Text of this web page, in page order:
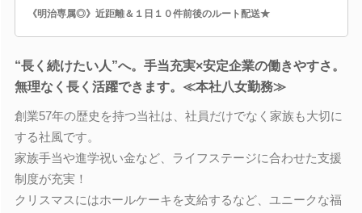
《明治専属◎》近距離＆１日１０件前後のルート配送★
“長く続けたい人”へ。手当充実×安定企業の働きやすさ。
無理なく長く活躍できます。≪本社八女勤務≫
創業57年の歴史を持つ当社は、社員だけでなく家族も大切に
する社風です。
家族手当や進学祝い金など、ライフステージに合わせた支援
制度が充実！
クリスマスにはホールケーキを支給するなど、ユニークな福